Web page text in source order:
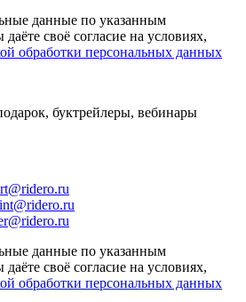
данные по указанным
своё согласие на условиях,
обработки персональных данных
буктрейлеры, вебинары
данные по указанным
своё согласие на условиях,
обработки персональных данных